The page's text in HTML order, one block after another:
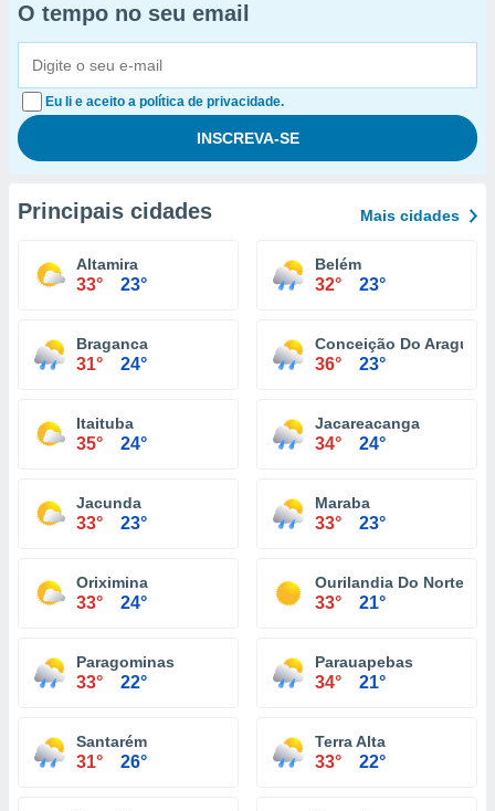
O tempo no seu email
Eu li e aceito a política de privacidade.
Principais cidades Mais cidades
Altamira
33° 23°
Belém
32° 23°
Braganca
31° 24°
Conceição Do Araguaia
36° 23°
Itaituba
35° 24°
Jacareacanga
34° 24°
Jacunda
33° 23°
Maraba
33° 23°
Oriximina
33° 24°
Ourilandia Do Norte
33° 21°
Paragominas
33° 22°
Parauapebas
34° 21°
Santarém
31° 26°
Terra Alta
33° 22°